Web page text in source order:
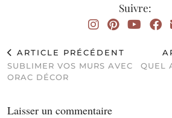
Suivre:
ARTICLE PRÉCÉDENT
SUBLIMER VOS MURS AVEC
ORAC DÉCOR
QUEL
Laisser un commentaire